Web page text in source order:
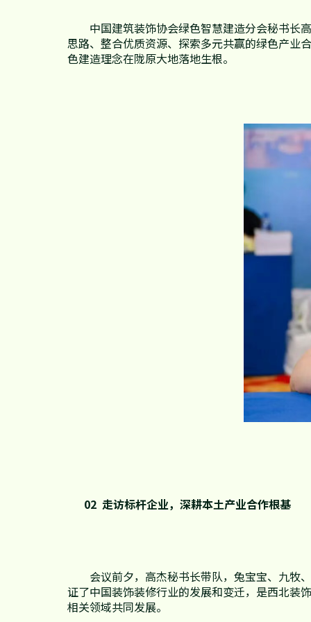
中国建筑装饰协会绿色智慧建造分会秘书长
思路、整合优质资源、探索多元共赢的绿色产业
色建造理念在陇原大地落地生根。
02 走访标杆企业，深耕本土产业合作根基
会议前夕，高杰秘书长带队，兔宝宝、九牧
证了中国装饰装修行业的发展和变迁，是西北装
相关领域共同发展。